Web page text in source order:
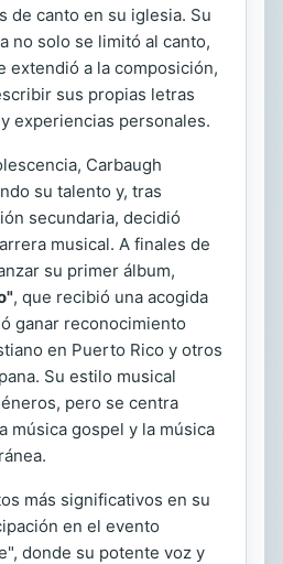
de canto en su iglesia. Su
no solo se limitó al canto,
extendió a la composición,
sus propias letras
experiencias personales.
Carbaugh
su talento y, tras
secundaria, decidió
musical. A finales de
su primer álbum,
, que recibió una acogida
ganar reconocimiento
en Puerto Rico y otros
Su estilo musical
pero se centra
música gospel y la música
más significativos en su
en el evento
donde su potente voz y